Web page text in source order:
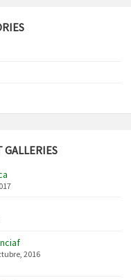
GALLERIES
2016